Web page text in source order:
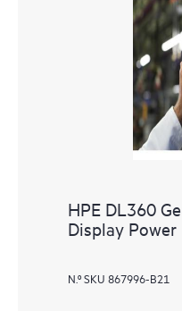
HPE DL360
Display
N.º SKU 867996-B21